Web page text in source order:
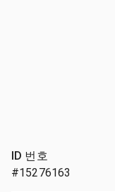
ID 번호
#15276163